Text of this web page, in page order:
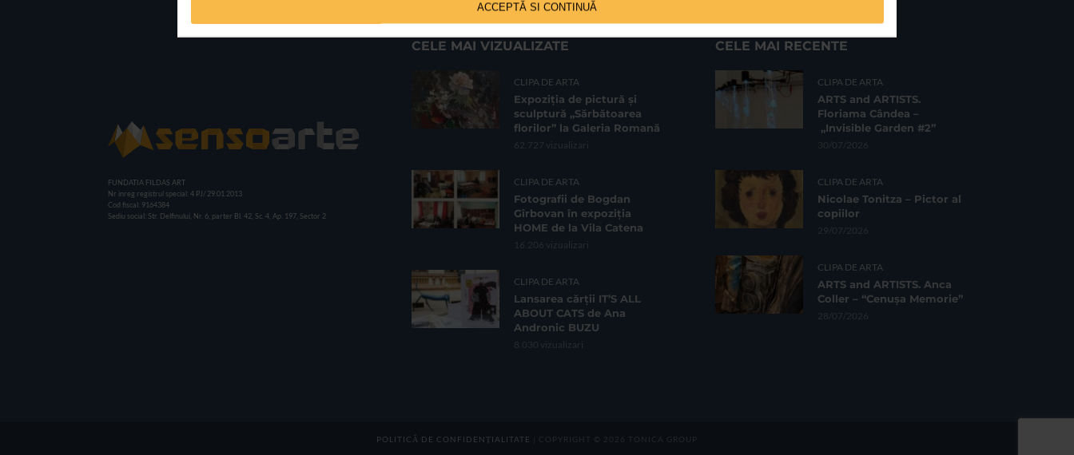
ACCEPTĂ SI CONTINUĂ
FUNDATIA FILDAS ART
Nr inreg registrul special: 4 PJ/ 29.01.2013
Cod fiscal: 9164384
Sediu social: Str. Delfinului, Nr. 6, parter Bl. 42, Sc. 4, Ap. 197, Sector 2
CELE MAI VIZUALIZATE
CLIPA DE ARTA
Expoziția de pictură și
sculptură „Sărbătoarea
florilor” la Galeria Romană
62.727 vizualizari
CLIPA DE ARTA
Fotografii de Bogdan
Gîrbovan în expoziția
HOME de la Vila Catena
16.206 vizualizari
CLIPA DE ARTA
Lansarea cărții IT’S ALL
ABOUT CATS de Ana
Andronic BUZU
8.030 vizualizari
CELE MAI RECENTE
CLIPA DE ARTA
ARTS and ARTISTS.
Floriama Cândea –
„Invisible Garden #2”
30/07/2026
CLIPA DE ARTA
Nicolae Tonitza – Pictor al
copiilor
29/07/2026
CLIPA DE ARTA
ARTS and ARTISTS. Anca
Coller – “Cenușa Memorie”
28/07/2026
POLITICĂ DE CONFIDENȚIALITATE | COPYRIGHT © 2026 TONICA GROUP